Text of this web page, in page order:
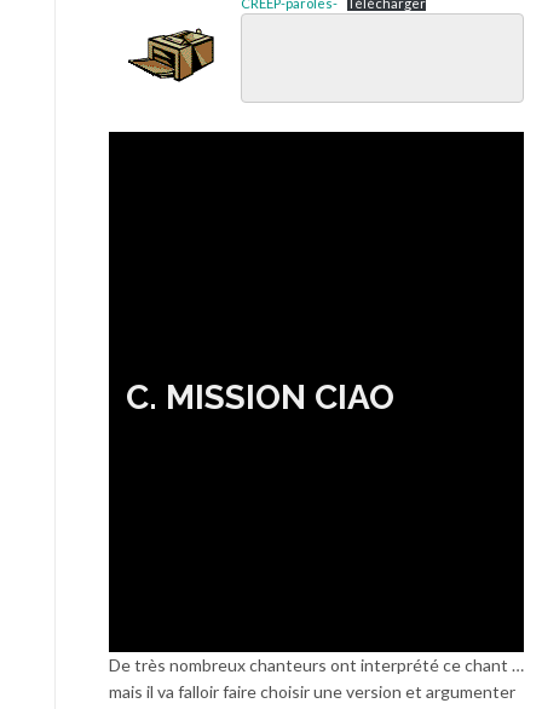
C. MISSION CIAO
De très nombreux chanteurs ont interprété ce chant …
mais il va falloir faire choisir une version et argumenter